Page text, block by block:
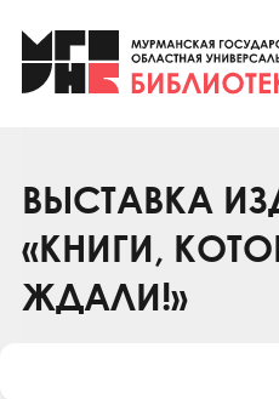
Клуб «Гиря и
Клуб «Семейный
Коллегам
Контакты
ВЫСТАВКА
«КНИГИ,
ЖДАЛИ!»